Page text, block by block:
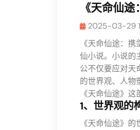
《天命仙
2025-03-29
《天命仙途：
仙小说。小说的
公不仅要应对天
的世界观、人物
《天命仙途》这
1、世界观的
《天命仙途》